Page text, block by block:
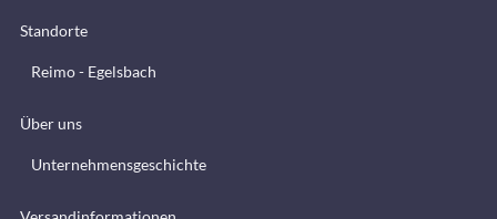
Standorte
Reimo - Egelsbach
Über uns
Unternehmensgeschichte